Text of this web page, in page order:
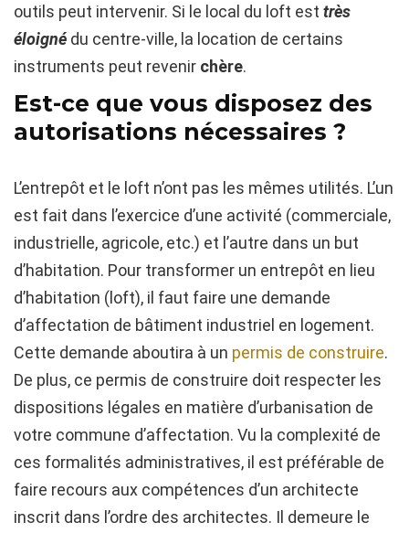
outils peut intervenir. Si le local du loft est très
éloigné du centre-ville, la location de certains
instruments peut revenir chère.
Est-ce que vous disposez des
autorisations nécessaires ?
L’entrepôt et le loft n’ont pas les mêmes utilités. L’un
est fait dans l’exercice d’une activité (commerciale,
industrielle, agricole, etc.) et l’autre dans un but
d’habitation. Pour transformer un entrepôt en lieu
d’habitation (loft), il faut faire une demande
d’affectation de bâtiment industriel en logement.
Cette demande aboutira à un permis de construire.
De plus, ce permis de construire doit respecter les
dispositions légales en matière d’urbanisation de
votre commune d’affectation. Vu la complexité de
ces formalités administratives, il est préférable de
faire recours aux compétences d’un architecte
inscrit dans l’ordre des architectes. Il demeure le